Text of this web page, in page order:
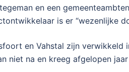
en een
is er “wezenlijke
en Vahstal zijn verwikkeld
niet na en kreeg afgelopen